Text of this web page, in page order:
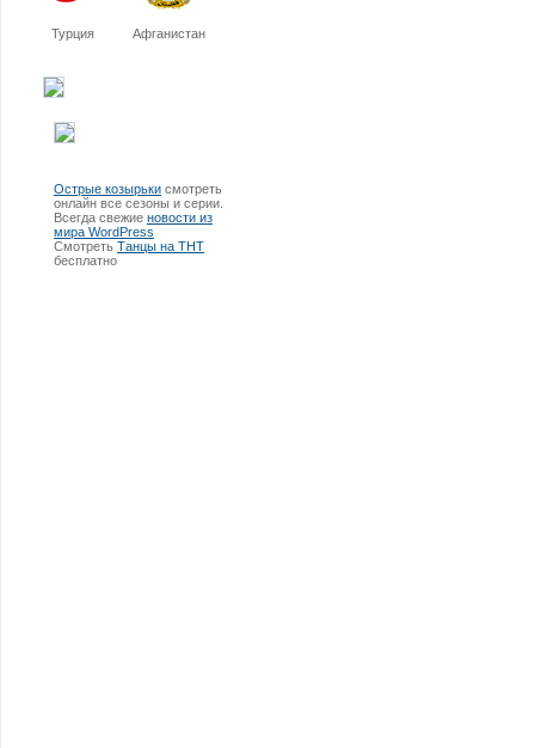
Турция Афганистан
Острые козырьки смотреть
онлайн все сезоны и серии.
Всегда свежие новости из
мира WordPress
Смотреть Танцы на ТНТ
бесплатно